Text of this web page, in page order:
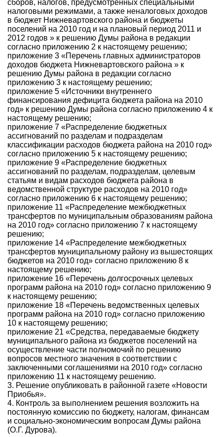
сборов, налогов, предусмотренных специальными
налоговыми режимами, а также неналоговых доходов
в бюджет Нижневартовского района и бюджеты
поселений на 2010 год и на плановый период 2011 и
2012 годов » к решению Думы района в редакции
согласно приложению 2 к настоящему решению;
приложение 3 «Перечень главных администраторов
доходов бюджета Нижневартовского района » к
решению Думы района в редакции согласно
приложению 3 к настоящему решению;
приложение 5 «Источники внутреннего
финансирования дефицита бюджета района на 2010
год» к решению Думы района согласно приложению 4 к
настоящему решению;
приложение 7 «Распределение бюджетных
ассигнований по разделам и подразделам
классификации расходов бюджета района на 2010 год»
согласно приложению 5 к настоящему решению;
приложение 9 «Распределение бюджетных
ассигнований по разделам, подразделам, целевым
статьям и видам расходов бюджета района в
ведомственной структуре расходов на 2010 год»
согласно приложению 6 к настоящему решению;
приложение 11 «Распределение межбюджетных
трансфертов по муниципальным образованиям района
на 2010 год» согласно приложению 7 к настоящему
решению;
приложение 14 «Распределение межбюджетных
трансфертов муниципальному району из вышестоящих
бюджетов на 2010 год» согласно приложению 8 к
настоящему решению;
приложение 16 «Перечень долгосрочных целевых
программ района на 2010 год» согласно приложению 9
к настоящему решению;
приложение 18 «Перечень ведомственных целевых
программ района на 2010 год» согласно приложению
10 к настоящему решению;
приложение 21 «Средства, передаваемые бюджету
муниципального района из бюджетов поселений на
осуществление части полномочий по решению
вопросов местного значения в соответствии с
заключенными соглашениями на 2010 год» согласно
приложению 11 к настоящему решению.
3. Решение опубликовать в районной газете «Новости
Приобья».
4. Контроль за выполнением решения возложить на
постоянную комиссию по бюджету, налогам, финансам
и социально-экономическим вопросам Думы района
(О.Г. Дурова).